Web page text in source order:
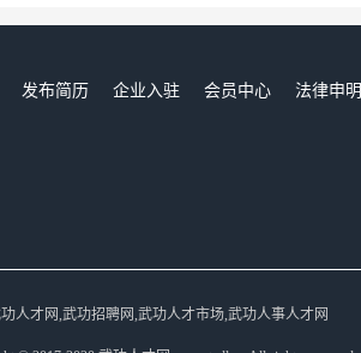
发布简历 企业入驻 会员中心
法律申明
人才网,武功招聘网,武功人才市场,武功人事人才网